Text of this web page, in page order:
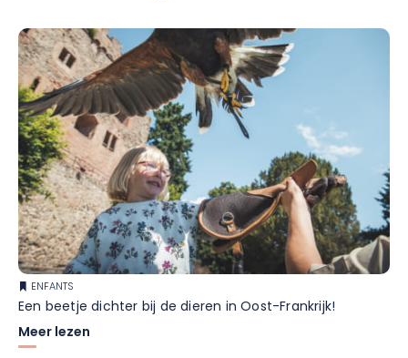
ENFANTS
Een beetje dichter bij de dieren in Oost-Frankrijk!
Meer lezen